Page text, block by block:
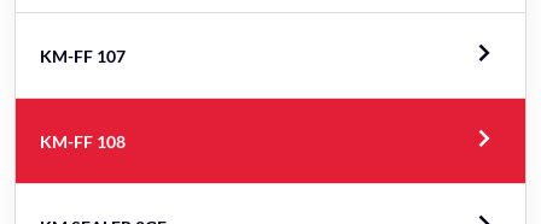
KM-FF 107
KM-FF 108